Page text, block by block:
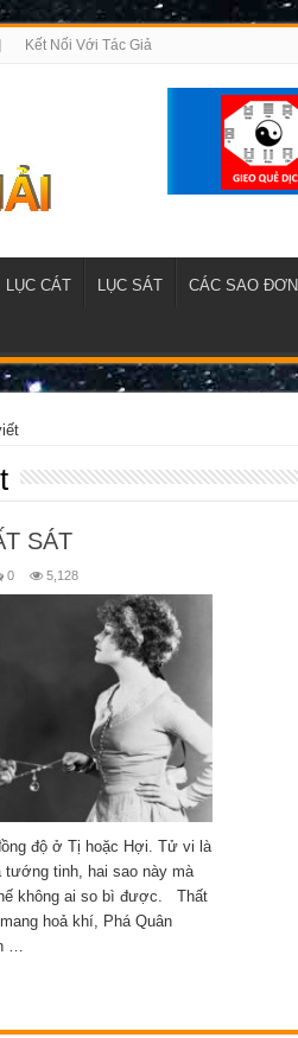
Kết Nối Với Tác Giả
LỤC CÁT LỤC SÁT CÁC SAO ĐƠN
SÁT
0 5,128
độ ở Tị hoặc Hợi. Tử vi là
tướng tinh, hai sao này mà
không ai so bì được. Thất
hoả khí, Phá Quân
…